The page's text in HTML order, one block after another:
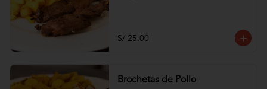
S/ 25.00
Brochetas de Pollo